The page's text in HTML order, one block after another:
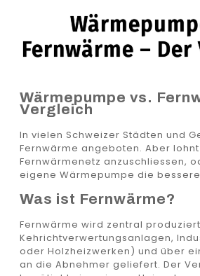
Fernwärme –
Wärmepumpe vs.
Vergleich
In vielen Schweizer Städten und
Fernwärme angeboten. Aber
Fernwärmenetz anzuschliessen,
eigene Wärmepumpe die
Was ist Fernwärme?
Fernwärme wird zentral
Kehrichtverwertungsanlagen,
oder Holzheizwerken) und über
an die Abnehmer geliefert. Der